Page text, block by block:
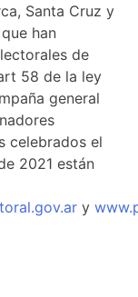
Santa Cruz y
han
de
58 de la ley
general
celebrados el
2021 están
y